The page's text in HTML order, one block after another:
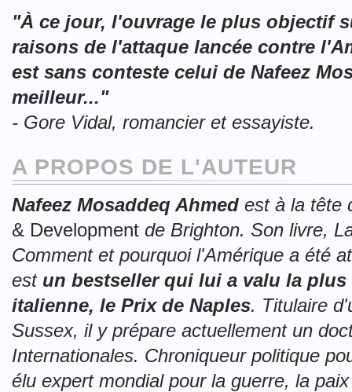
"À ce jour, l'ouvrage le plus objectif
raisons de l'attaque lancée contre
est sans conteste celui de Nafeez
meilleur..."
- Gore Vidal, romancier et essayiste.
A PROPOS DE L'AUTEUR
Nafeez Mosaddeq Ahmed est à la tête
& Development de Brighton. Son livre,
Comment et pourquoi l'Amérique a été
est un bestseller qui lui a valu la
italienne, le Prix de Naples. Titulaire
Sussex, il y prépare actuellement un
Internationales. Chroniqueur politique
élu expert mondial pour la guerre, la